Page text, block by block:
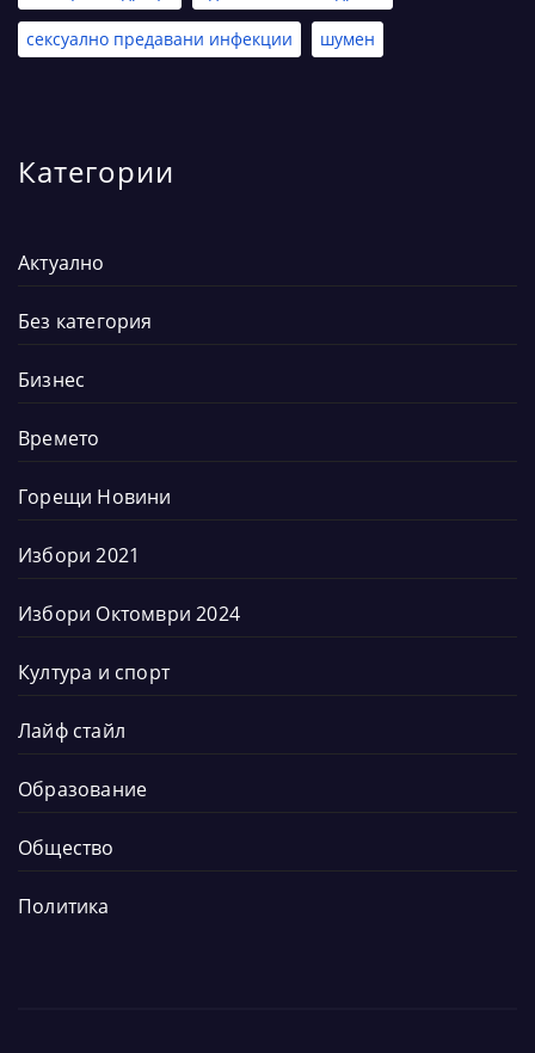
сексуално предавани инфекции шумен
Категории
Актуално
Без категория
Бизнес
Времето
Горещи Новини
Избори 2021
Избори Октомври 2024
Култура и спорт
Лайф стайл
Образование
Общество
Политика